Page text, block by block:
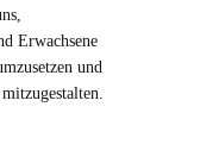
Erwachsene
und